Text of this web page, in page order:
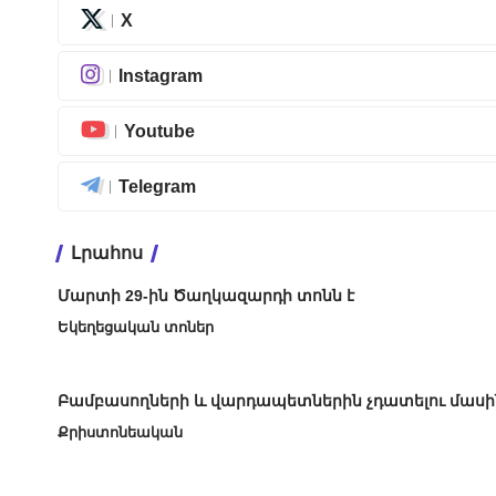
X
Instagram
Youtube
Telegram
Լրահոս
Մարտի 29-ին Ծաղկազարդի տոնն է
Եկեղեցական տոներ
Բամբասողների և վարդապետներին չդատելու
Քրիստոնեական